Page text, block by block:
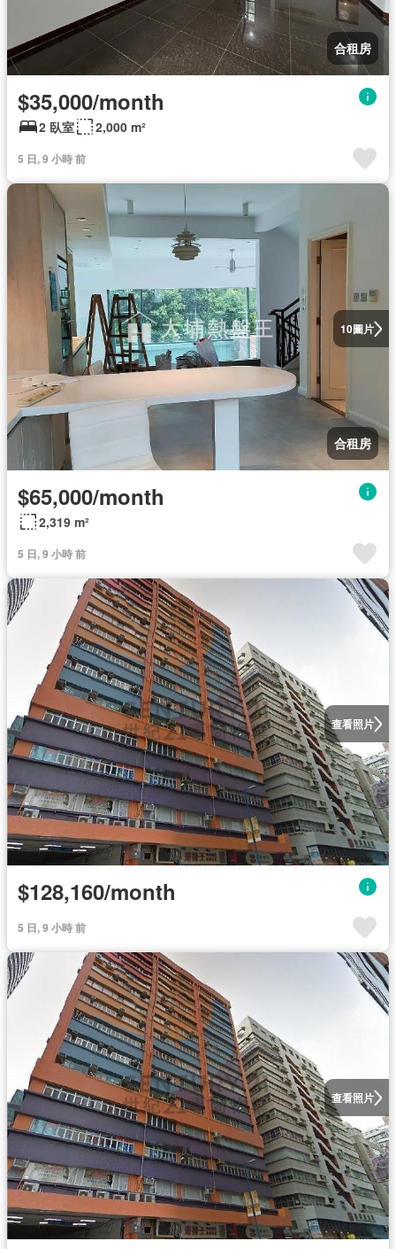
合租房
$35,000/month
2 臥室 2,000 m²
5 日, 9 小時 前
10圖片
合租房
$65,000/month
2,319 m²
5 日, 9 小時 前
查看照片
$128,160/month
5 日, 9 小時 前
查看照片